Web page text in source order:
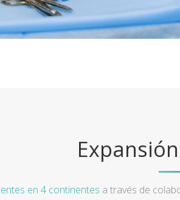
en 4 continentes a través de